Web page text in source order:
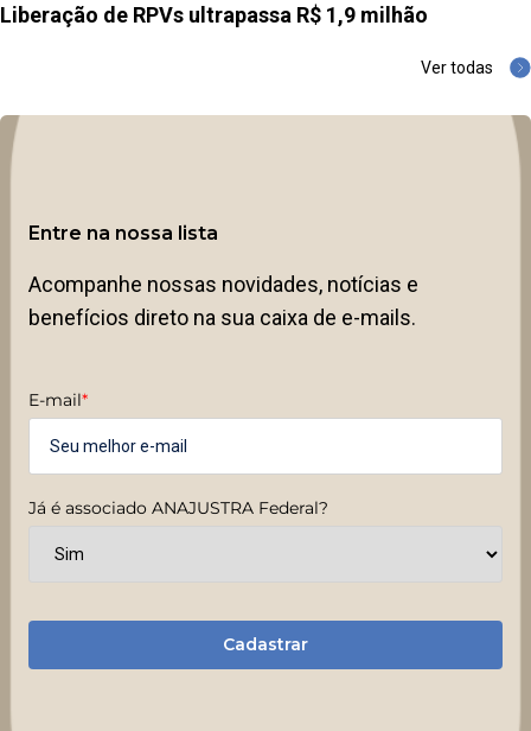
Liberação de RPVs ultrapassa R$ 1,9 milhão
Ver todas
Entre na nossa lista
Acompanhe nossas novidades, notícias e
benefícios direto na sua caixa de e-mails.
E-mail*
Já é associado ANAJUSTRA Federal?
Cadastrar